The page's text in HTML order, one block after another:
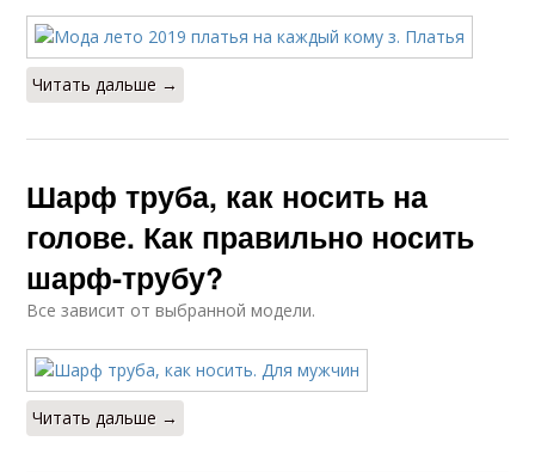
Читать дальше →
Шарф труба, как носить на
голове. Как правильно носить
шарф-трубу?
Все зависит от выбранной модели.
Читать дальше →